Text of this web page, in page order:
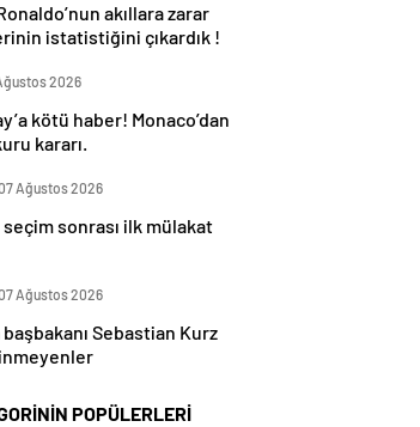
akıllara zarar
istatistiğini çıkardık !
2026
kötü haber! Monaco’dan
kararı.
Ağustos 2026
seçim sonrası ilk mülakat
Ağustos 2026
Sebastian Kurz
POPÜLERLERİ